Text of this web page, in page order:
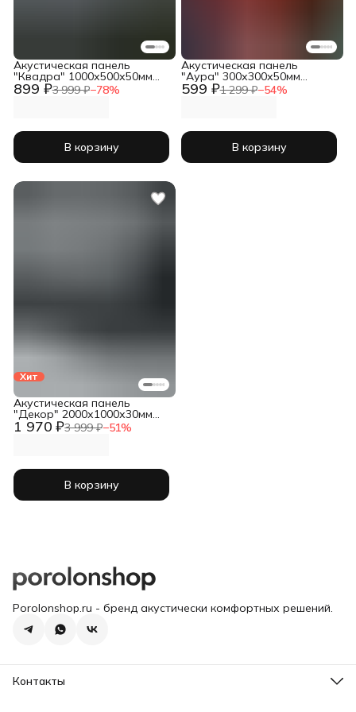
899 ₽3 999 ₽−78%
Акустическая панель
"Квадра" 1000х500х50мм
черный
В корзину
599 ₽1 299 ₽−54%
Акустическая панель
"Аура" 300х300х50мм
комплект 4шт черный
В корзину
Хит
1 970 ₽3 999 ₽−51%
Акустическая панель
"Декор" 2000х1000х30мм
черный
В корзину
Porolonshop.ru - бренд акустически комфортных решений.
Контакты